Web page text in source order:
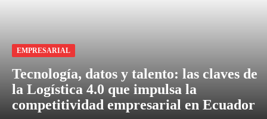
EMPRESARIAL
Tecnología, datos y talento: las claves de
la Logística 4.0 que impulsa la
competitividad empresarial en Ecuador